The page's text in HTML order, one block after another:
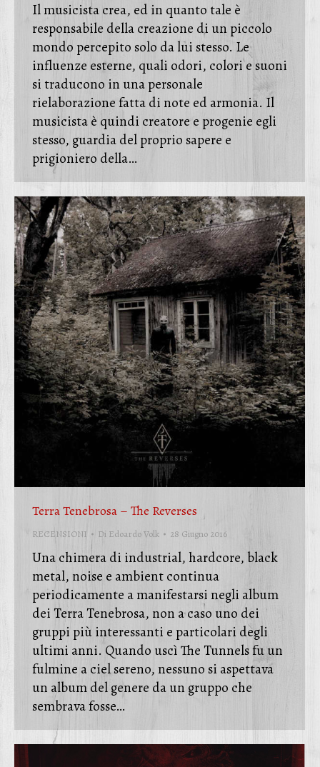
Il musicista crea, ed in quanto tale è
responsabile della creazione di un piccolo
mondo percepito solo da lui stesso. Le
influenze esterne, quali odori, colori e suoni
si traducono in una personale
rielaborazione fatta di note ed armonia. Il
musicista è quindi creatore e progenie egli
stesso, guardia del proprio sapere e
prigioniero della…
Terra Tenebrosa – The Reverses
RECENSIONI Di Edoardo Volk 28 Giugno 2016
Una chimera di industrial, hardcore, black
metal, noise e ambient continua
periodicamente a manifestarsi negli album
dei Terra Tenebrosa, non a caso uno dei
gruppi più interessanti e particolari degli
ultimi anni. Quando uscì The Tunnels fu un
fulmine a ciel sereno, nessuno si aspettava
un album del genere da un gruppo che
sembrava fosse…